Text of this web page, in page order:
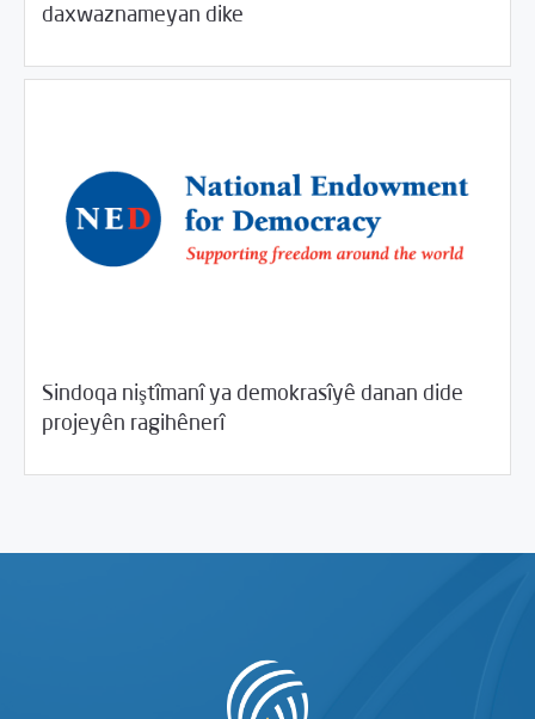
daxwaznameyan dike
Sindoqa niştîmanî ya demokrasîyê danan dide
projeyên ragihênerî
15/2017 Rahînan û Beşdarî